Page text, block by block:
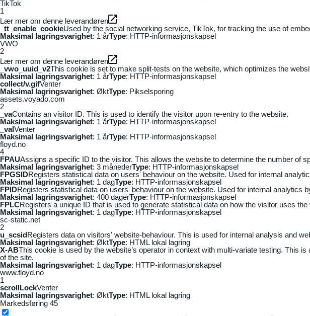
TikTok
1
Lær mer om denne leverandøren
_tt_enable_cookieUsed by the social networking service, TikTok, for tracking the use of
Maksimal lagringsvarighet: 1 årType: HTTP-informasjonskapsel
VWO
2
Lær mer om denne leverandøren
_vwo_uuid_v2This cookie is set to make split-tests on the website, which optimizes the
Maksimal lagringsvarighet: 1 årType: HTTP-informasjonskapsel
collect/v.gifVenter
Maksimal lagringsvarighet: ØktType: Pikselsporing
assets.voyado.com
2
_vaContains an visitor ID. This is used to identify the visitor upon re-entry to the website.
Maksimal lagringsvarighet: 1 årType: HTTP-informasjonskapsel
_vaIVenter
Maksimal lagringsvarighet: 1 årType: HTTP-informasjonskapsel
floyd.no
4
FPAUAssigns a specific ID to the visitor. This allows the website to determine the number of
Maksimal lagringsvarighet: 3 månederType: HTTP-informasjonskapsel
FPGSIDRegisters statistical data on users' behaviour on the website. Used for internal
Maksimal lagringsvarighet: 1 dagType: HTTP-informasjonskapsel
FPIDRegisters statistical data on users' behaviour on the website. Used for internal analytics
Maksimal lagringsvarighet: 400 dagerType: HTTP-informasjonskapsel
FPLCRegisters a unique ID that is used to generate statistical data on how the visitor uses the
Maksimal lagringsvarighet: 1 dagType: HTTP-informasjonskapsel
sc-static.net
2
u_scsidRegisters data on visitors' website-behaviour. This is used for internal analysis and
Maksimal lagringsvarighet: ØktType: HTML lokal lagring
X-ABThis cookie is used by the website’s operator in context with multi-variate testing. This
of the site.
Maksimal lagringsvarighet: 1 dagType: HTTP-informasjonskapsel
www.floyd.no
1
scrollLockVenter
Maksimal lagringsvarighet: ØktType: HTML lokal lagring
Markedsføring 45